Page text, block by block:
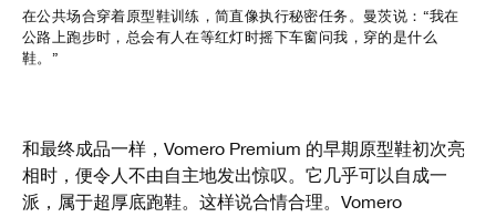
在公共场合穿着原型鞋训练，简直像执行秘密任务。曼茨说：“我在
公路上跑步时，总会有人在等红灯时摇下车窗问我，穿的是什么
鞋。”
和最终成品一样，Vomero Premium 的早期原型鞋初次亮
相时，便令人不由自主地发出惊叹。它几乎可以自成一
派，属于超厚底跑鞋。这样说合情合理。Vomero